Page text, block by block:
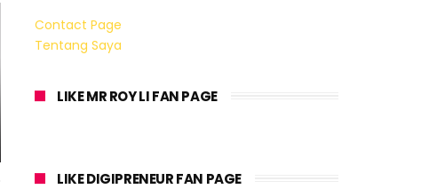
Contact Page
Tentang Saya
LIKE MR ROY LI FAN PAGE
LIKE DIGIPRENEUR FAN PAGE